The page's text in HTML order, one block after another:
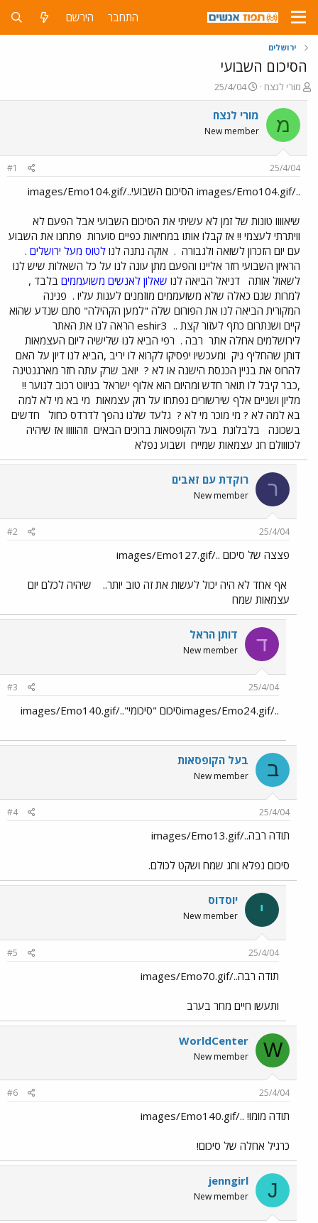
התחבר הירשם
ירושלים
הסיכום השבועי
פ
ו
ת
ח
ה
ש
מורי לנצח
פ
ו
ר
ס
ם
ר
25/4/04
מ מורי לנצח
New member
25/4/04
#1
../images/Emo104.gif הסיכום השבועי../images/Emo104.gif
שיאוווו טונות של זמן לא עשיתי את הסיכום השבועי אבל הפעם לא
וויתרתי לעצמי !! אז קבלו אותו במחיאות כפיים סוערות פתחנו את השבוע
עם יום הזכרון לשואה ולגבורה . אוקה נתנה לנו לטוס מעל ירושלים .
הראיון השבועי חזר אליינו והפעם מתן עונה לנו על כל השאלות שיש לנו
לשאול אותה דניאל הביאה לנו שאלון לאנשים משועממים בלבד ,
למרות שגם כאלה שלא משועממים מוזמנים לענות עליו . פנינה
המקורית הביאה לנו את הפורום שלה "למען הקהילה" סתם שנדע שהוא
קיים ושנתרום כתף לעזור קצת ..
eshir3 הראה לנו את האתר
לירושלמים אחלה אתר רבה . רפי הביא לנו שלישיה ליום העצמאות
דותן שהחליף ניק ומעכשיו יפסיקו לקרוא לו יריב ,הביא לנו דיון על האם
להרוס את בניין הכנסת הישנה או לא ? יואב שרק עתה חזר מארגנטינה
,כבר קיבל לו תואר חדש ומהיום הוא אלוף ישראל בניווט רכוב לנוער !!
מליון ושניים אלף שירשורים נפתחו על רוק עצמאות מי בא מי לא למה
בא למה לא ? מי מוכר מי לא ? גלעד שלנו נהפך לדרדס כחול
חדשים
בשכונה
בלבלונת בעל הקופסאות ברוכים הבאים וזהווווו אז שיהיה
לכוווולם חג עצמאות שמייח ושבוע נפלא
ר רוקדת עם זאבים
New member
25/4/04
#2
פצצה של סיכום ../images/Emo127.gif
אף אחד לא היה יכול לעשות את זה טוב יותר..
שיהיה לכלם יום
עצמאות שמח
ד דותן הראל
New member
25/4/04
#3
../images/Emo24.gifסיכום "סיכומי"../images/Emo140.gif
ב בעל הקופסאות
New member
25/4/04
#4
תודה רבה../images/Emo13.gif
סיכום נפלא וחג שמח ושקט לכולם.
י יוסדוס
New member
25/4/04
#5
תודה רבה../images/Emo70.gif
ותעשו חיים מחר בערב
W
WorldCenter
New member
25/4/04
#6
תודה מומו! ../images/Emo140.gif
כרגיל אחלה של סיכום!
J
jenngirl
New member